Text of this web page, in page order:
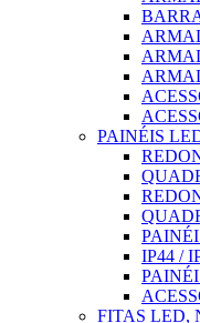
PAINÉIS
IP44 /
FITAS LED,